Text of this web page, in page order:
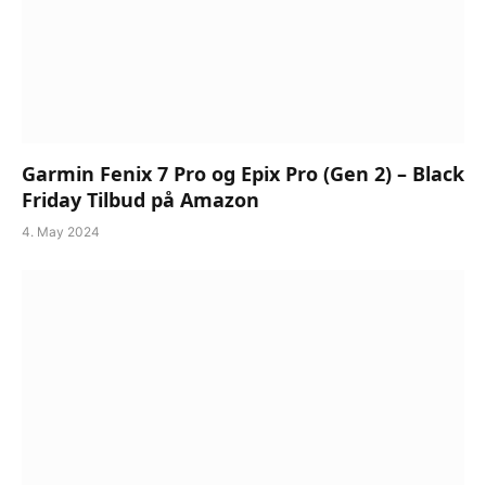
Garmin Fenix 7 Pro og Epix Pro (Gen 2) – Black
Friday Tilbud på Amazon
4. May 2024